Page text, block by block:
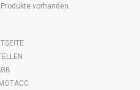
vorhanden.